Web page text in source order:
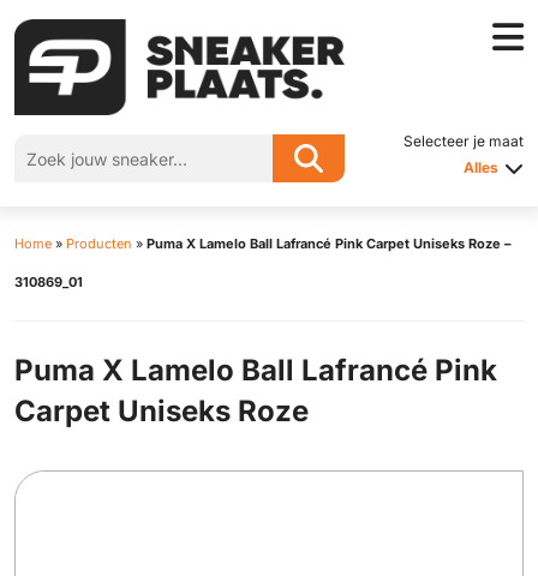
Selecteer je maat
Alles
Home » Producten » Puma X Lamelo Ball Lafrancé Pink Carpet Uniseks Roze –
310869_01
Puma X Lamelo Ball Lafrancé Pink
Carpet Uniseks Roze